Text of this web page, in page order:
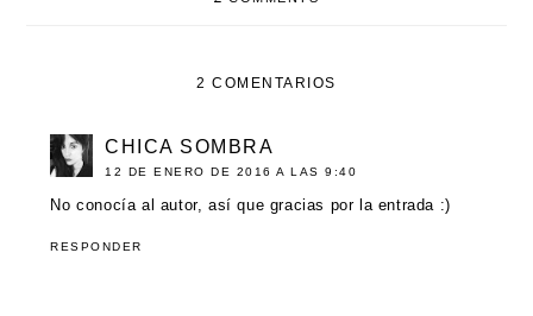
2 COMENTARIOS
CHICA SOMBRA
12 DE ENERO DE 2016 A LAS 9:40
No conocía al autor, así que gracias por la entrada :)
RESPONDER